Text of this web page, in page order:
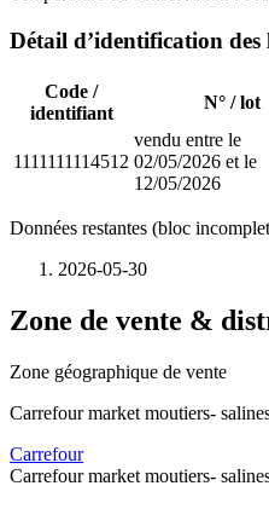
Détail d’identification des
Code /
identifiant
N° / lot
1111111114512
vendu entre le
02/05/2026 et le
12/05/2026
Données restantes (bloc
2026-05-30
Zone de vente &
Zone géographique de vente
Carrefour market moutiers-
Carrefour
Carrefour market moutiers-